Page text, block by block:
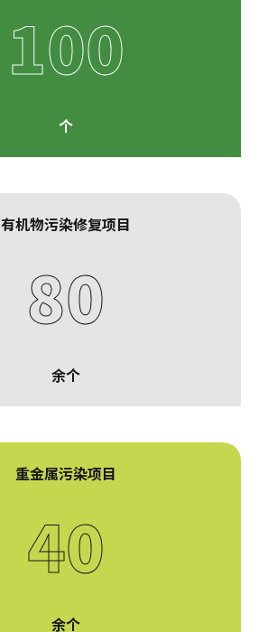
100
个
有机物污染修复项目
80
余个
重金属污染项目
40
余个